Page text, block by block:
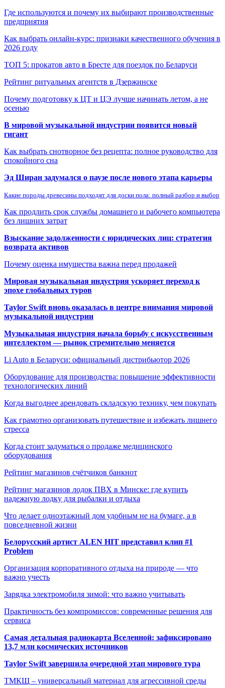
Где используются и почему их выбирают производственные
предприятия
Как выбрать онлайн-курс: признаки качественного обучения в
2026 году
ТОП 5: прокатов авто в Бресте для поездок по Беларуси
Рейтинг ритуальных агентств в Дзержинске
Почему подготовку к ЦТ и ЦЭ лучше начинать летом, а не
осенью
В мировой музыкальной индустрии появится новый
гигант
Как выбрать снотворное без рецепта: полное руководство для
спокойного сна
Эд Ширан задумался о паузе после нового этапа карьеры
Какие породы древесины подходят для доски пола: полный разбор и выбор
Как продлить срок службы домашнего и рабочего компьютера
без лишних затрат
Взыскание задолженности с юридических лиц: стратегия
возврата активов
Почему оценка имущества важна перед продажей
Мировая музыкальная индустрия ускоряет переход к
эпохе глобальных туров
Taylor Swift вновь оказалась в центре внимания мировой
музыкальной индустрии
Музыкальная индустрия начала борьбу с искусственным
интеллектом — рынок стремительно меняется
Li Auto в Беларуси: официальный дистрибьютор 2026
Оборудование для производства: повышение эффективности
технологических линий
Когда выгоднее арендовать складскую технику, чем покупать
Как грамотно организовать путешествие и избежать лишнего
стресса
Когда стоит задуматься о продаже медицинского
оборудования
Рейтинг магазинов счётчиков банкнот
Рейтинг магазинов лодок ПВХ в Минске: где купить
надежную лодку для рыбалки и отдыха
Что делает одноэтажный дом удобным не на бумаге, а в
повседневной жизни
Белорусский артист ALEN HIT представил клип #1
Problem
Организация корпоративного отдыха на природе — что
важно учесть
Зарядка электромобиля зимой: что важно учитывать
Практичность без компромиссов: современные решения для
сервиса
Самая детальная радиокарта Вселенной: зафиксировано
13,7 млн космических источников
Taylor Swift завершила очередной этап мирового тура
ТМКЩ – универсальный материал для агрессивной среды